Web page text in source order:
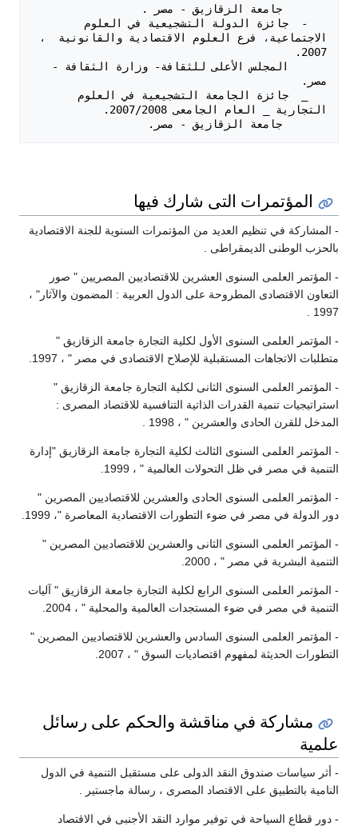
المؤتمرات التى شارك فيها
- المشاركة في تنظيم العديد من المؤتمرات السنوية للجنة الاقتصادية
بالحزب الوطنى الديمقراطى .
- المؤتمر العلمى السنوى العشرين للاقتصاديين المصريين " صور
التعاون الاقتصادى المطروحة على الدول العربية : المضمون والآثار" ،
1997 .
- المؤتمر العلمى السنوى الأول لكلية التجارة جامعة الزقازيق "
متطلبات الاتجاهات المستقبلية للإصلاح الاقتصادى في مصر " ، 1997.
- المؤتمر العلمى السنوى الثانى لكلية التجارة جامعة الزقازيق "
استراتيجيات تنمية القدرات الذاتية التنافسية للاقتصاد المصرى :
المدخل للقرن الحادى والعشرين " ، 1998 .
- المؤتمر العلمى السنوى الثالث لكلية التجارة جامعة الزقازيق "إدارة
التنمية في مصر في ظل التحولات العالمية " ، 1999.
- المؤتمر العلمى السنوى الحادى والعشرين للاقتصاديين المصرين "
دور الدولة في مصر في ضوء التطورات الاقتصادية المعاصرة "، 1999.
- المؤتمر العلمى السنوى الثانى والعشرين للاقتصاديين المصرين "
التنمية البشرية في مصر " ، 2000.
- المؤتمر العلمى السنوى الرابع لكلية التجارة جامعة الزقازيق " آليات
التنمية في مصر في ضوء المستجدات العالمية والمحلية " ، 2004.
- المؤتمر العلمى السنوى السادس والعشرين للاقتصاديين المصرين "
التطورات الحديثة لمفهوم اقتصاديات السوق " ، 2007.
مشاركة في مناقشة والحكم على رسائل
علمية
- أثر سياسات صندوق النقد الدولى على مستقبل التنمية في الدول
النامية بالتطبيق على الاقتصاد المصرى ، رسالة ماجستير .
- دور قطاع السياحة في توفير موارد النقد الأجنبى في الاقتصاد